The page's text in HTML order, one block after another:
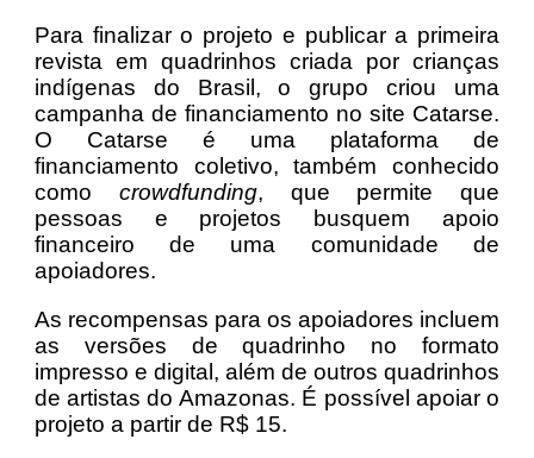
Para finalizar o projeto e publicar a primeira
revista em quadrinhos criada por crianças
indígenas do Brasil, o grupo criou uma
campanha de financiamento no site Catarse.
O Catarse é uma plataforma de
financiamento coletivo, também conhecido
como crowdfunding, que permite que
pessoas e projetos busquem apoio
financeiro de uma comunidade de
apoiadores.
As recompensas para os apoiadores incluem
as versões de quadrinho no formato
impresso e digital, além de outros quadrinhos
de artistas do Amazonas. É possível apoiar o
projeto a partir de R$ 15.